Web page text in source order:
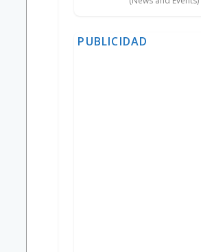
PUBLICIDAD